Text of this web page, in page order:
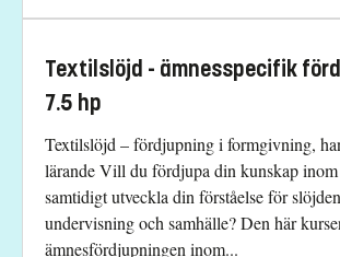
Textilslöjd - ämnesspecifik
7.5 hp
Textilslöjd – fördjupning i formgivning,
lärande Vill du fördjupa din kunskap
samtidigt utveckla din förståelse för
undervisning och samhälle? Den här
ämnesfördjupningen inom...